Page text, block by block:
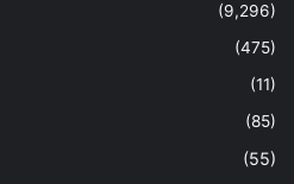
(9,296)
(475)
(11)
(85)
(55)